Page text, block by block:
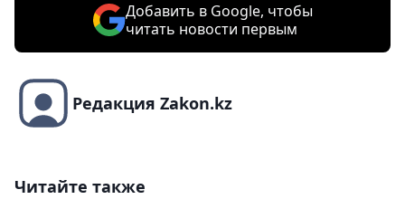
Добавить в Google, чтобы
читать новости первым
Редакция Zakon.kz
Читайте также